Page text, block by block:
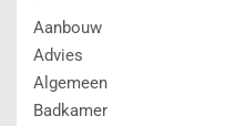
Aanbouw
Advies
Algemeen
Badkamer